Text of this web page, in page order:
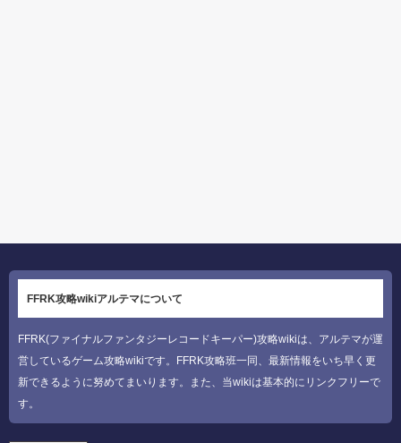
FFRK攻略wikiアルテマについて
FFRK(ファイナルファンタジーレコードキーパー)攻略wikiは、アルテマが運
営しているゲーム攻略wikiです。FFRK攻略班一同、最新情報をいち早く更
新できるように努めてまいります。また、当wikiは基本的にリンクフリーで
す。